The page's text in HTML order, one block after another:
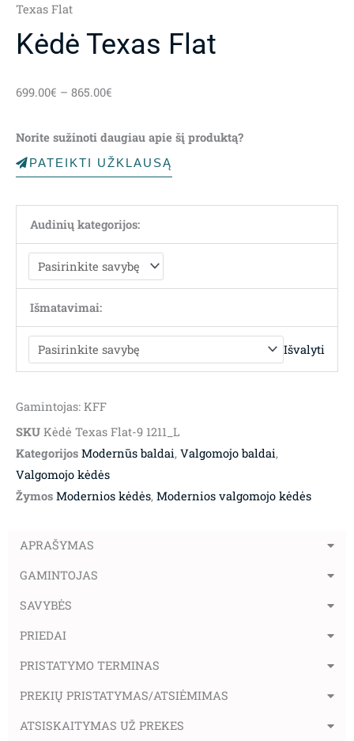
Texas Flat
Kėdė Texas Flat
699.00€ – 865.00€
through
865.00€
Norite sužinoti daugiau apie šį produktą?
PATEIKTI UŽKLAUSĄ
Audinių kategorijos:
Išmatavimai:
Išvalyti
Gamintojas: KFF
SKU Kėdė Texas Flat-9 1211_L
Kategorijos Modernūs baldai, Valgomojo baldai,
Valgomojo kėdės
Žymos Modernios kėdės, Modernios valgomojo kėdės
APRAŠYMAS
GAMINTOJAS
SAVYBĖS
PRIEDAI
PRISTATYMO TERMINAS
PREKIŲ PRISTATYMAS/ATSIĖMIMAS
ATSISKAITYMAS UŽ PREKES